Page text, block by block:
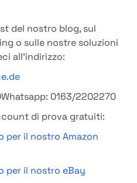
del nostro blog, sul
o sulle nostre soluzioni
all'indirizzo:
0163/2202270
di prova gratuiti:
il nostro Amazon
per il nostro eBay